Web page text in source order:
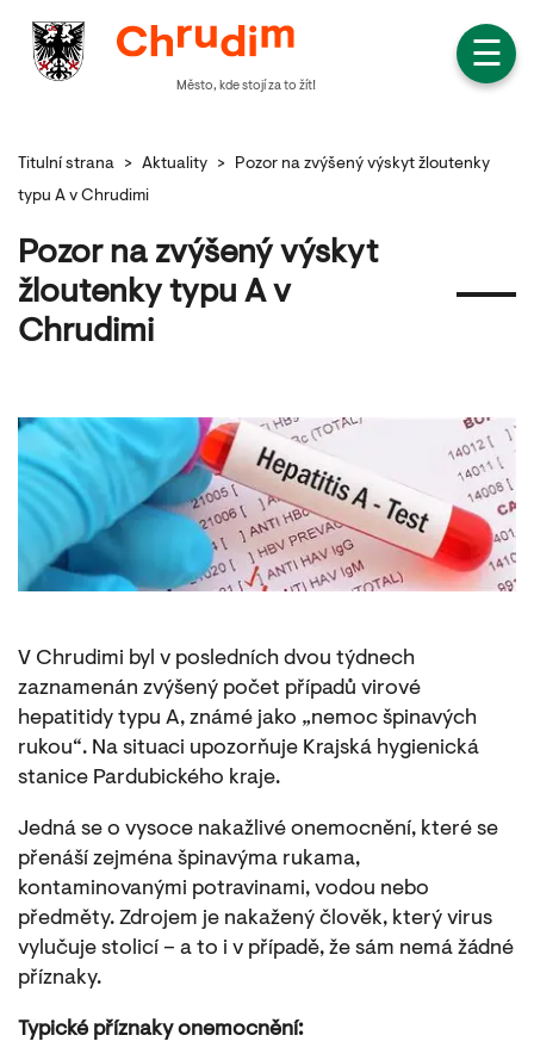
☰
Město, kde stojí za to žít!
Titulní strana > Aktuality >
Pozor na zvýšený výskyt žloutenky
typu A v Chrudimi
Pozor na zvýšený výskyt
žloutenky typu A v
Chrudimi
V Chrudimi byl v posledních dvou týdnech
zaznamenán zvýšený počet případů virové
hepatitidy typu A, známé jako „nemoc špinavých
rukou“. Na situaci upozorňuje Krajská hygienická
stanice Pardubického kraje.
Jedná se o vysoce nakažlivé onemocnění, které se
přenáší zejména špinavýma rukama,
kontaminovanými potravinami, vodou nebo
předměty. Zdrojem je nakažený člověk, který virus
vylučuje stolicí – a to i v případě, že sám nemá žádné
příznaky.
Typické příznaky onemocnění: